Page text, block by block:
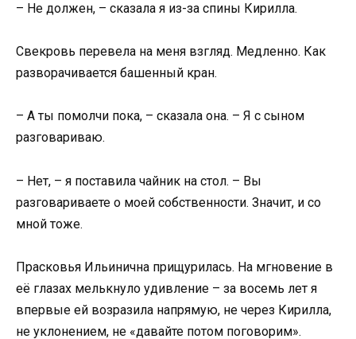
– Не должен, – сказала я из-за спины Кирилла.
Свекровь перевела на меня взгляд. Медленно. Как
разворачивается башенный кран.
– А ты помолчи пока, – сказала она. – Я с сыном
разговариваю.
– Нет, – я поставила чайник на стол. – Вы
разговариваете о моей собственности. Значит, и со
мной тоже.
Прасковья Ильинична прищурилась. На мгновение в
её глазах мелькнуло удивление – за восемь лет я
впервые ей возразила напрямую, не через Кирилла,
не уклонением, не «давайте потом поговорим».